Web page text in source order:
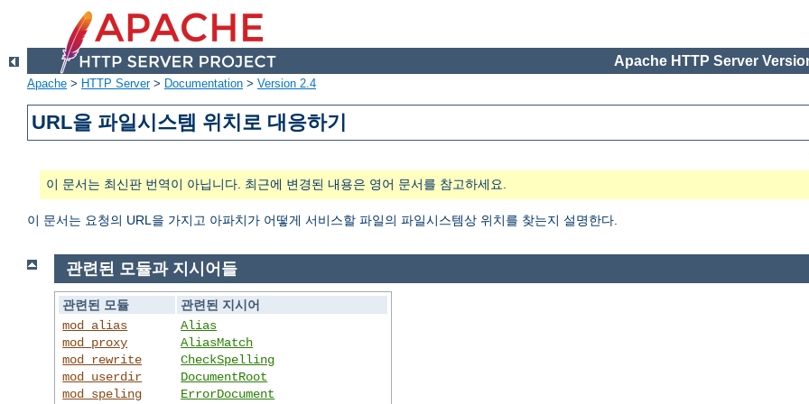
Apache HTTP Server
Apache > HTTP Server> Documentation > Version 2.4
URL을 파일시스템 위치로 대응하기
이 문서는 최신판 번역이 아닙니다. 최근에 변경된 내용은 영어 문서를 참고하세요.
이 문서는 요청의 URL을 가지고 아파치가 어떻게 서비스할 파일의 파일시스템상 위치를 찾는지 설명한다.
관련된 모듈과 지시어들
관련된 모듈
관련된 지시어
mod_alias
mod_proxy
mod_rewrite
mod_userdir
mod_speling
Alias
AliasMatch
CheckSpelling
DocumentRoot
ErrorDocument